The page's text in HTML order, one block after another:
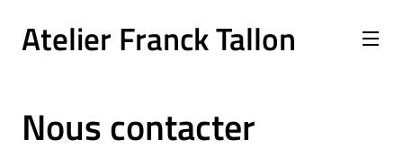
Atelier Franck Tallon
Nous contacter